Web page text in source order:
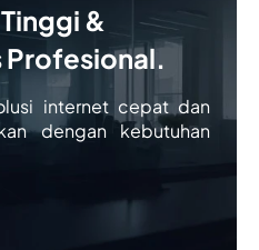
&
Profesional.
internet cepat dan
dengan kebutuhan